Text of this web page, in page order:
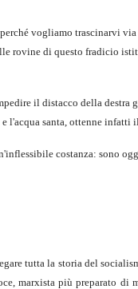
vogliamo trascinarvi
rovine di questo fradicio
il distacco della
l'acqua santa, ottenne
costanza: sono
tutta la storia del
marxista più preparato di